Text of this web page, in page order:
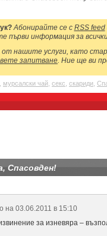
Абонирайте се с RSS feed
първи информация за
от нашите услуги, като
запитване. Ние ще ви
мурсалски чай секс скариди
Спасовден!
на 03.06.2011 в 15:10
за изневяра –